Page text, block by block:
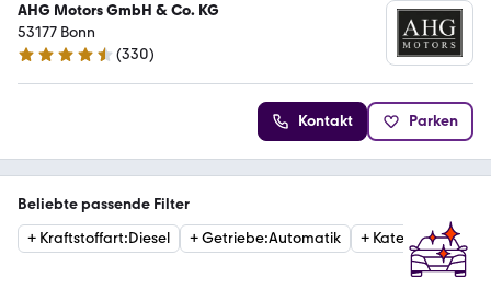
AHG Motors GmbH & Co. KG
53177 Bonn
4.7 Sterne
(330)
Kontakt Parken
Beliebte passende Filter
+ Kraftstoffart:Diesel +Getriebe:Automatik + Kategorie:Van